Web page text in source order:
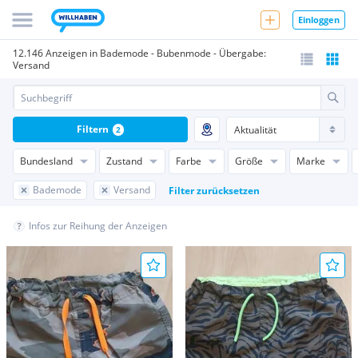
Einloggen
12.146 Anzeigen in Bademode - Bubenmode - Übergabe:
Versand
Bundesland Zustand Farbe Größe Marke
Bademode Versand Filter zurücksetzen
Filtern 2
Infos zur Reihung der Anzeigen